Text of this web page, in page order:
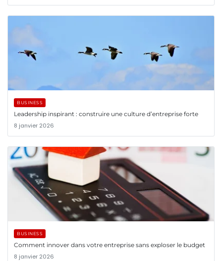
BUSINESS
Leadership inspirant : construire une culture d’entreprise forte
8 janvier 2026
BUSINESS
Comment innover dans votre entreprise sans exploser le budget
8 janvier 2026